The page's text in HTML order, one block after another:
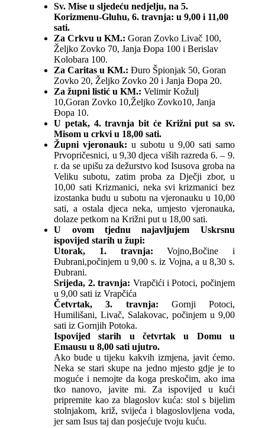
Sv. Mise u sljedeću nedjelju, na 5.
Korizmenu-Gluhu, 6. travnja: u 9,00 i 11,00
sati.
Za Crkvu u KM.: Goran Zovko Livač 100,
Željko Zovko 70, Janja Đopa 100 i Berislav
Kolobara 100.
Za Caritas u KM.: Đuro Špionjak 50, Goran
Zovko 20, Željko Zovko 20 i Janja Đopa 20.
Za župni listić u KM.: Velimir Kožulj
10,Goran Zovko 10,Željko Zovko10, Janja
Đopa 10.
U petak, 4. travnja bit će Križni put sa sv.
Misom u crkvi u 18,00 sati.
Župni vjeronauk: u subotu u 9,00 sati samo
Prvopričesnici, u 9,30 djeca viših razreda 6. – 9.
r. da se upišu za dežurstvo kod Isusova groba na
Veliku subotu, zatim proba za Dječji zbor, u
10,00 sati Krizmanici, neka svi krizmanici bez
izostanka budu u subotu na vjeronauku u 10,00
sati, a ostala djeca neka, umjesto vjeronauka,
dolaze petkom na Križni put u 18,00 sati.
U ovom tjednu najavljujem Uskrsnu
ispovijed starih u župi:
Utorak, 1. travnja: Vojno,Bočine i
Đubrani,počinjem u 9,00 s. iz Vojna, a u 8,30 s.
Đubrani.
Srijeda, 2. travnja: Vrapčići i Potoci, počinjem
u 9,00 sati iz Vrapčića
Četvrtak, 3. travnja: Gornji Potoci,
Humilišani, Livač, Salakovac, počinjem u 9,00
sati iz Gornjih Potoka.
Ispovijed starih u četvrtak u Domu u
Emausu u 8,00 sati ujutro.
Ako bude u tijeku kakvih izmjena, javit ćemo.
Neka se stari skupe na jedno mjesto gdje je to
moguće i nemojte da koga preskočim, ako ima
tko nanovo, javite mi. Za ispovijed u kući
pripremite kao za blagoslov kuća: stol s bijelim
stolnjakom, križ, svijeća i blagoslovljena voda,
jer sam Isus taj dan posjećuje tvoju kuću.